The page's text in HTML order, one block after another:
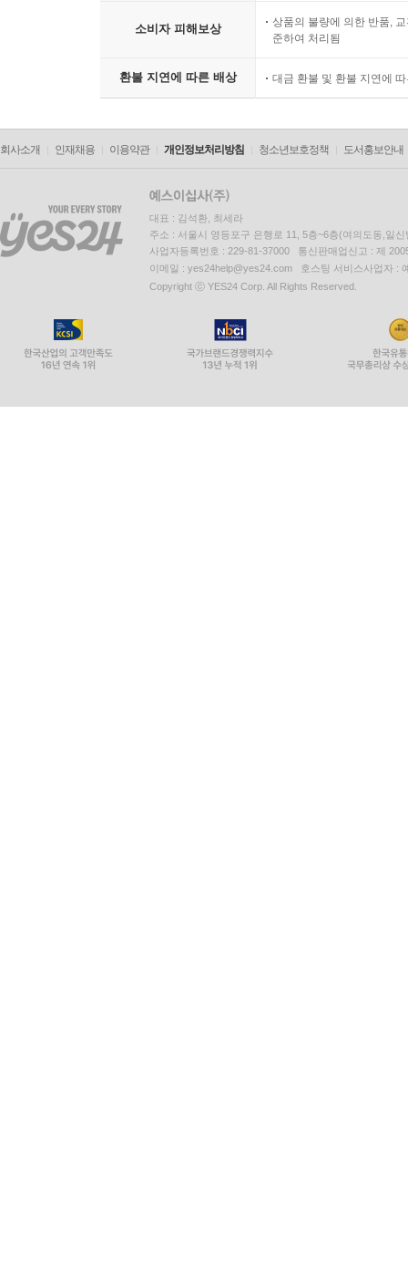
소비자 피해보상
상품의 불량에 의한 반품,
준하여 처리됨
환불 지연에 따른 배상 대금 환불 및 환불 지연에
회사소개 인재채용 이용약관 개인정보처리방침 청소년보호정책 도서홍보안내
대표 : 김석환, 최세라
주소 : 서울시 영등포구 은행로 11, 5층~6층(여의도동,일신
사업자등록번호 : 229-81-37000 통신판매업신고 : 제
이메일 : yes24help@yes24.com 호스팅 서비스사업자 :
Copyright ⓒ YES24 Corp. All Rights Reserved.